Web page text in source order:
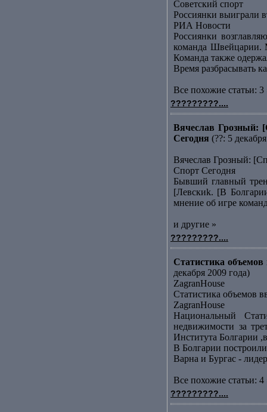
Советский спорт
Россиянки выиграли
РИА Новости
Россиянки
команда Швейцарии.
Команда также
Время разбрасывать
Все похожие статьи: 3
?????????....
Вячеслав Грозный:
Сегодня (??: 5
Вячеслав Грозный:
Спорт Сегодня
Бывший главный
[Левскиk. [В
мнение об игре
и другие »
?????????....
Статистика
декабря 2009 года)
ZagranHouse
Статистика объемов
ZagranHouse
Национальный
недвижимости за
Института Болгарии
В Болгарии
Варна и Бургас -
Все похожие статьи: 4
?????????....